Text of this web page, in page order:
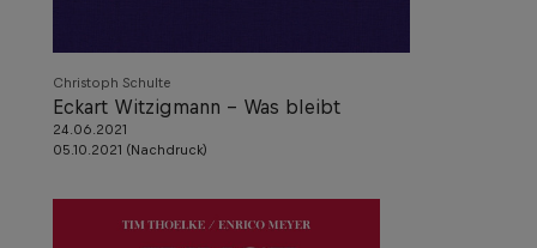
Christoph Schulte
Eckart Witzigmann – Was bleibt
24.06.2021
05.10.2021 (Nachdruck)